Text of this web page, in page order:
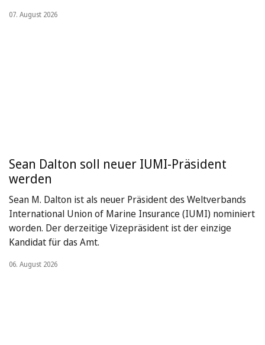
07. August 2026
Sean Dalton soll neuer IUMI-Präsident
werden
Sean M. Dalton ist als neuer Präsident des Weltverbands
International Union of Marine Insurance (IUMI) nominiert
worden. Der derzeitige Vizepräsident ist der einzige
Kandidat für das Amt.
06. August 2026